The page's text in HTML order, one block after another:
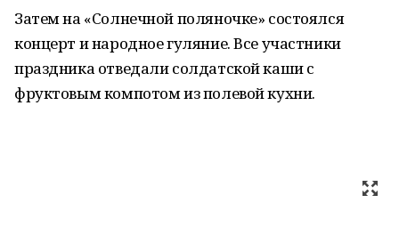
Затем на «Солнечной поляночке» состоялся
концерт и народное гуляние. Все участники
праздника отведали солдатской каши с
фруктовым компотом из полевой кухни.